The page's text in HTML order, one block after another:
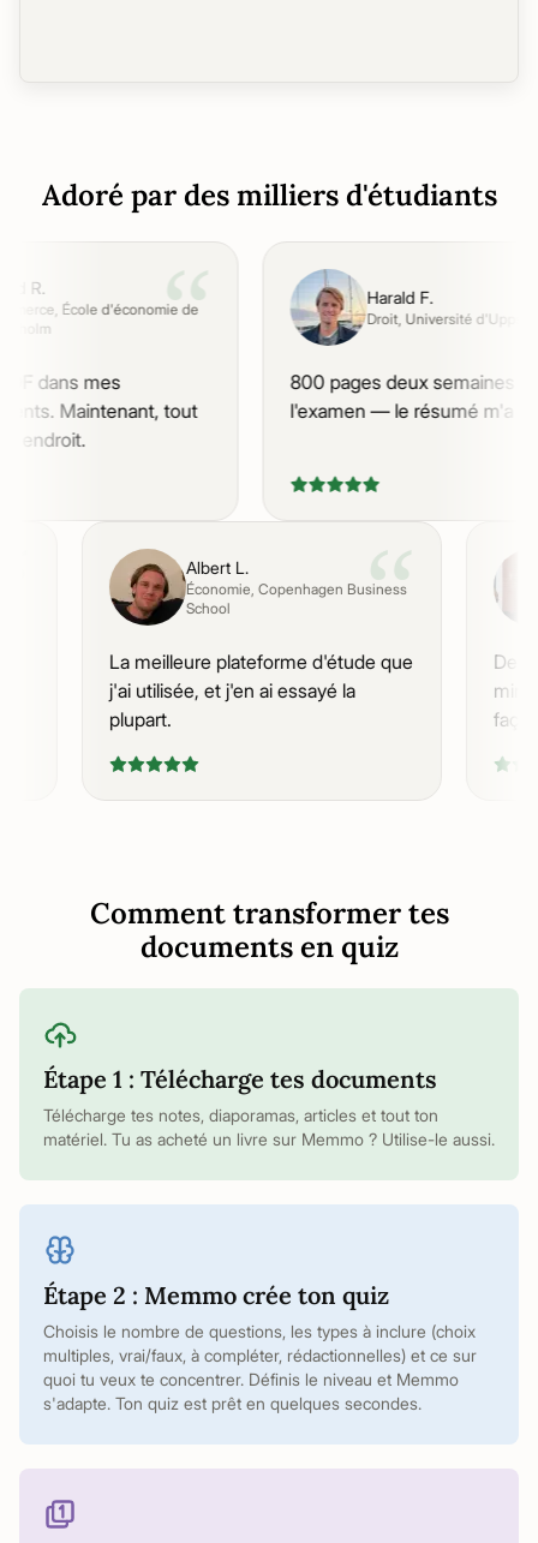
Adoré par des milliers d'étudiants
“
R.
, École d'économie de
dans mes
Maintenant, tout
endroit.
Harald F.
Droit, Université d'Uppsala
800 pages deux semaines
l'examen — le résumé m'a
“
Albert L.
Économie, Copenhagen Business
School
La meilleure plateforme d'étude que
j'ai utilisée, et j'en ai essayé la
plupart.
Comment transformer tes
documents en quiz
Étape 1 : Télécharge tes documents
Télécharge tes notes, diaporamas, articles et tout ton
matériel. Tu as acheté un livre sur Memmo ? Utilise-le aussi.
Étape 2 : Memmo crée ton quiz
Choisis le nombre de questions, les types à inclure (choix
multiples, vrai/faux, à compléter, rédactionnelles) et ce sur
quoi tu veux te concentrer. Définis le niveau et Memmo
s'adapte. Ton quiz est prêt en quelques secondes.